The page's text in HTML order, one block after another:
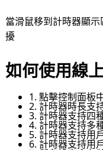
當滑鼠移到計時器顯
擾
如何使用線
1. 點擊控制面板
2. 計時器時長支
3. 計時器支持四
4. 計時器支持多
5. 計時器支持用
6. 計時器支持用